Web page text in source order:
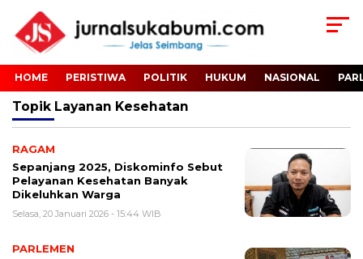
HOME PERISTIWA POLITIK HUKUM NASIONAL
Topik Layanan Kesehatan
RAGAM
Sepanjang 2025, Diskominfo Sebut
Pelayanan Kesehatan Banyak
Dikeluhkan Warga
Selasa, 20 Januari 2026 - 15:44 WIB
PARLEMEN